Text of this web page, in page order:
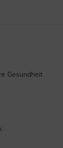
Gesundheit